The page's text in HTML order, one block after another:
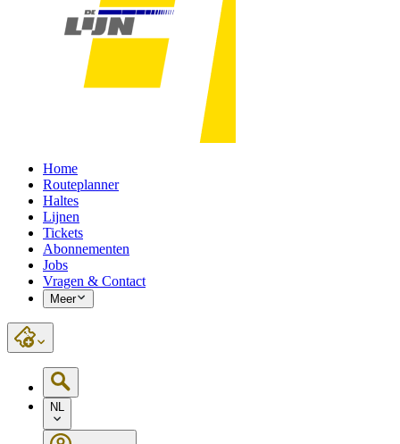
Home
Routeplanner
Haltes
Lijnen
Tickets
Abonnementen
Jobs
Vragen & Contact
Meer
NL